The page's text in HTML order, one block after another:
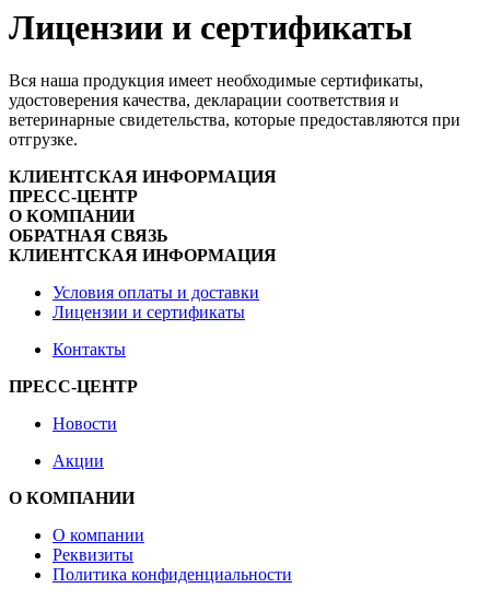
Лицензии и сертификаты
Вся наша продукция имеет необходимые сертификаты,
удостоверения качества, декларации соответствия и
ветеринарные свидетельства, которые предоставляются при
отгрузке.
КЛИЕНТСКАЯ ИНФОРМАЦИЯ
ПРЕСС-ЦЕНТР
О КОМПАНИИ
ОБРАТНАЯ СВЯЗЬ
КЛИЕНТСКАЯ ИНФОРМАЦИЯ
Условия оплаты и доставки
Лицензии и сертификаты
Контакты
ПРЕСС-ЦЕНТР
Новости
Акции
О КОМПАНИИ
О компании
Реквизиты
Политика конфиденциальности